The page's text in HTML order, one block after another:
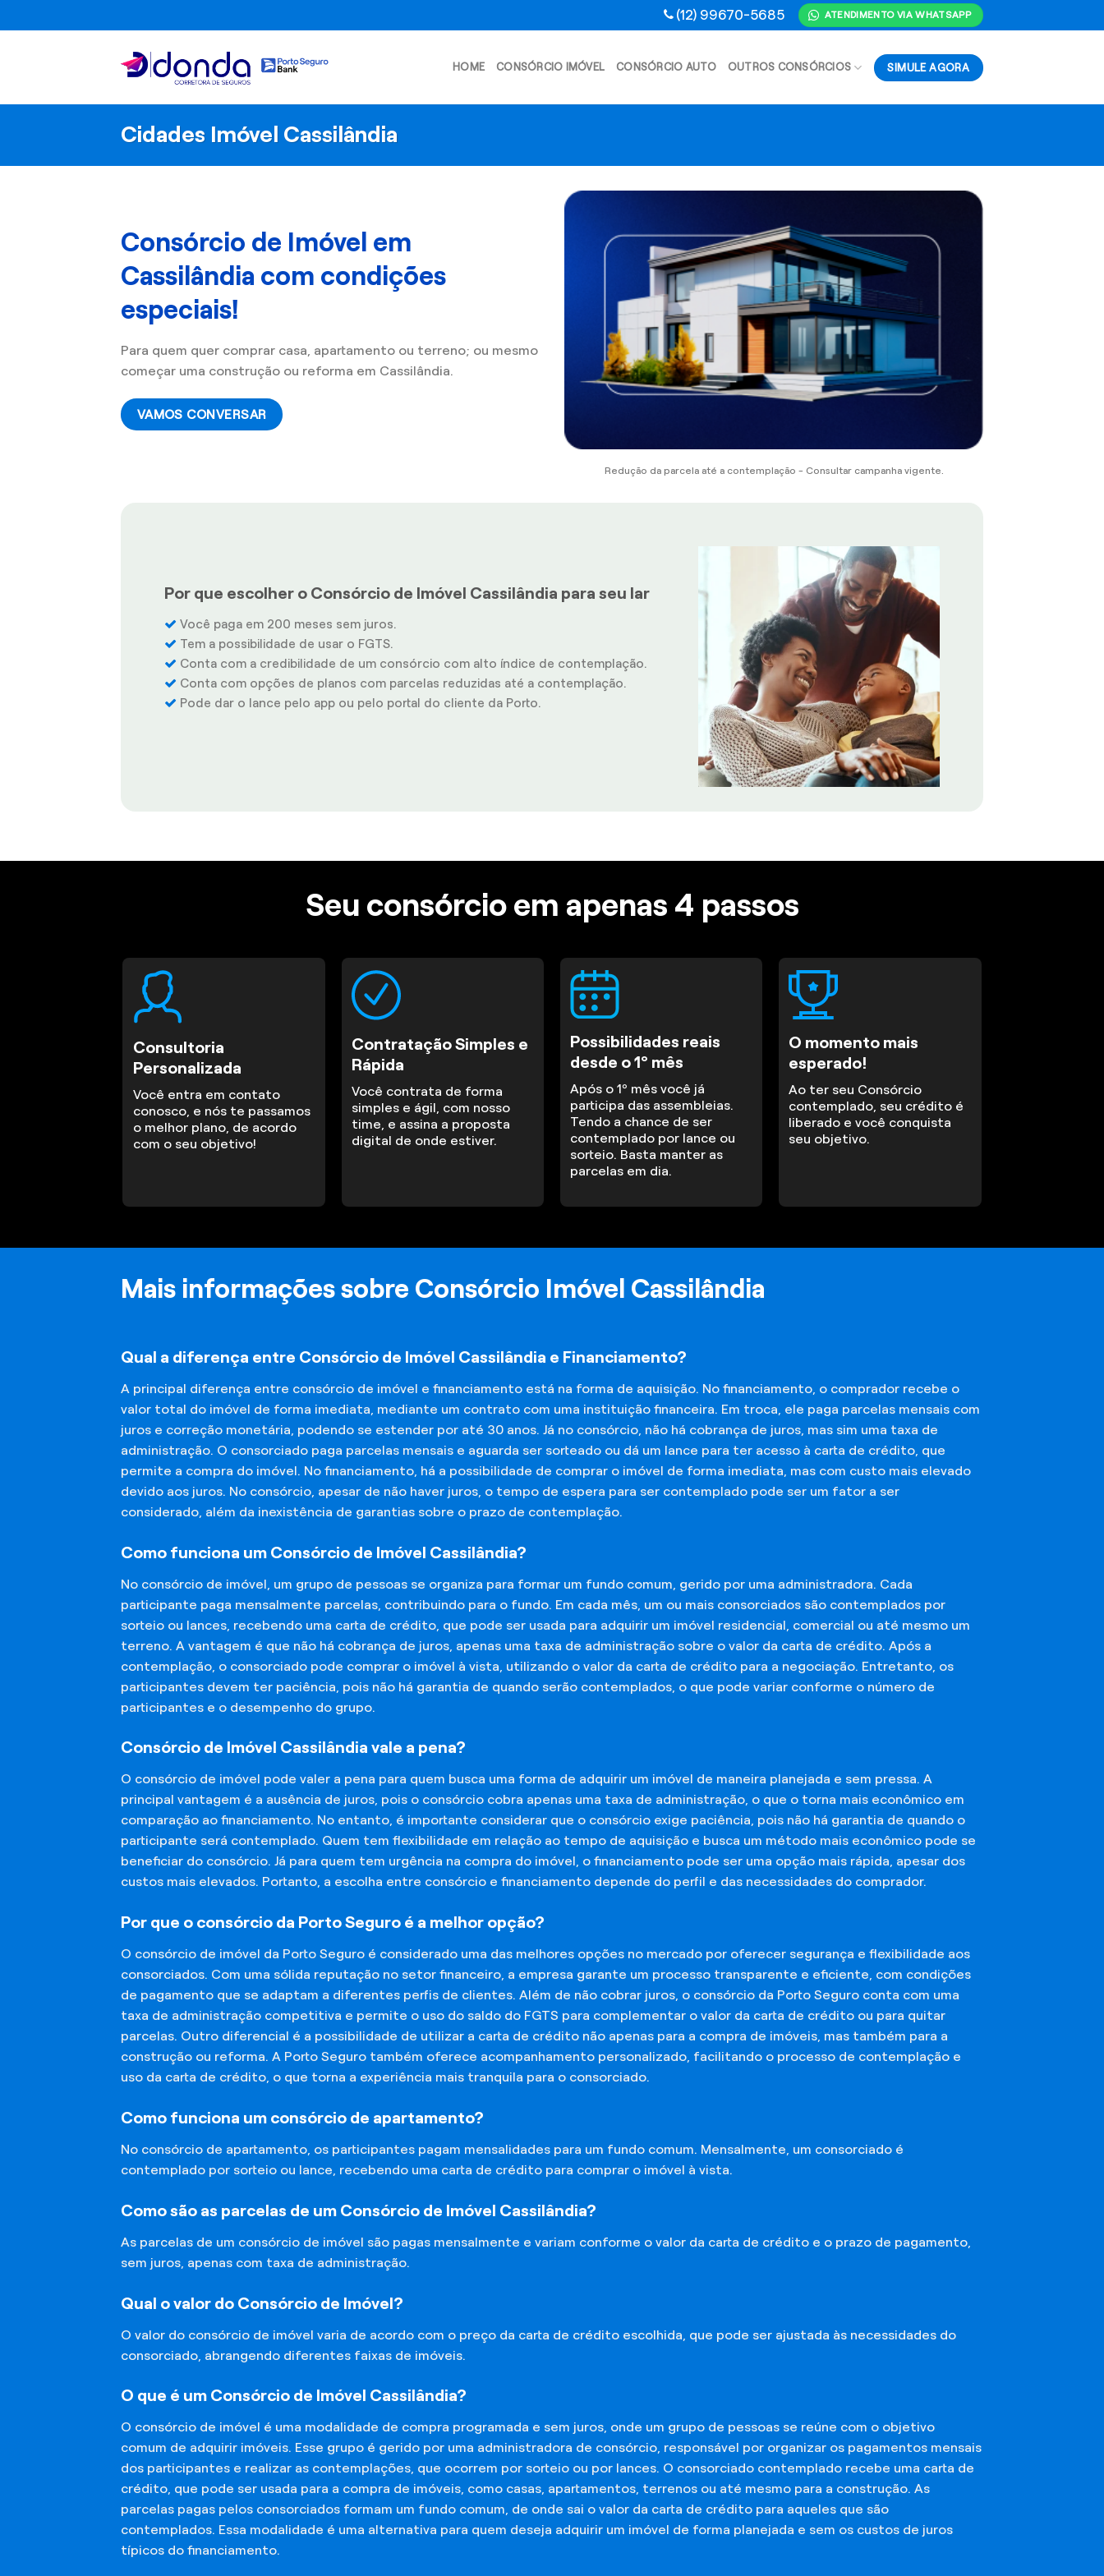
to
(12) 99670-5685 ATENDIMENTO VIA WHATSAPP
HOME CONSÓRCIO IMÓVEL CONSÓRCIO AUTO OUTROS CONSÓRCIOS SIMULE AGORA
Cidades Imóvel Cassilândia
Consórcio de Imóvel em
Cassilândia com condições
especiais!
Para quem quer comprar casa, apartamento ou terreno; ou mesmo
começar uma construção ou reforma em Cassilândia.
VAMOS CONVERSAR
Redução da parcela até a contemplação - Consultar campanha vigente.
Por que escolher o Consórcio de Imóvel Cassilândia para seu lar
Você paga em 200 meses sem juros.
Tem a possibilidade de usar o FGTS.
Conta com a credibilidade de um consórcio com alto índice de contemplação.
Conta com opções de planos com parcelas reduzidas até a contemplação.
Pode dar o lance pelo app ou pelo portal do cliente da Porto.
Seu consórcio em apenas 4 passos
Consultoria
Personalizada
Você entra em contato
conosco, e nós te passamos
o melhor plano, de acordo
com o seu objetivo!
Contratação Simples e
Rápida
Você contrata de forma
simples e ágil, com nosso
time, e assina a proposta
digital de onde estiver.
Possibilidades reais
desde o 1º mês
Após o 1º mês você já
participa das assembleias.
Tendo a chance de ser
contemplado por lance ou
sorteio. Basta manter as
parcelas em dia.
O momento mais
esperado!
Ao ter seu Consórcio
contemplado, seu crédito é
liberado e você conquista
seu objetivo.
Mais informações sobre Consórcio Imóvel Cassilândia
Qual a diferença entre Consórcio de Imóvel Cassilândia e Financiamento?
A principal diferença entre consórcio de imóvel e financiamento está na forma de aquisição. No financiamento, o comprador recebe o
valor total do imóvel de forma imediata, mediante um contrato com uma instituição financeira. Em troca, ele paga parcelas mensais com
juros e correção monetária, podendo se estender por até 30 anos. Já no consórcio, não há cobrança de juros, mas sim uma taxa de
administração. O consorciado paga parcelas mensais e aguarda ser sorteado ou dá um lance para ter acesso à carta de crédito, que
permite a compra do imóvel. No financiamento, há a possibilidade de comprar o imóvel de forma imediata, mas com custo mais elevado
devido aos juros. No consórcio, apesar de não haver juros, o tempo de espera para ser contemplado pode ser um fator a ser
considerado, além da inexistência de garantias sobre o prazo de contemplação.
Como funciona um Consórcio de Imóvel Cassilândia?
No consórcio de imóvel, um grupo de pessoas se organiza para formar um fundo comum, gerido por uma administradora. Cada
participante paga mensalmente parcelas, contribuindo para o fundo. Em cada mês, um ou mais consorciados são contemplados por
sorteio ou lances, recebendo uma carta de crédito, que pode ser usada para adquirir um imóvel residencial, comercial ou até mesmo um
terreno. A vantagem é que não há cobrança de juros, apenas uma taxa de administração sobre o valor da carta de crédito. Após a
contemplação, o consorciado pode comprar o imóvel à vista, utilizando o valor da carta de crédito para a negociação. Entretanto, os
participantes devem ter paciência, pois não há garantia de quando serão contemplados, o que pode variar conforme o número de
participantes e o desempenho do grupo.
Consórcio de Imóvel Cassilândia vale a pena?
O consórcio de imóvel pode valer a pena para quem busca uma forma de adquirir um imóvel de maneira planejada e sem pressa. A
principal vantagem é a ausência de juros, pois o consórcio cobra apenas uma taxa de administração, o que o torna mais econômico em
comparação ao financiamento. No entanto, é importante considerar que o consórcio exige paciência, pois não há garantia de quando o
participante será contemplado. Quem tem flexibilidade em relação ao tempo de aquisição e busca um método mais econômico pode se
beneficiar do consórcio. Já para quem tem urgência na compra do imóvel, o financiamento pode ser uma opção mais rápida, apesar dos
custos mais elevados. Portanto, a escolha entre consórcio e financiamento depende do perfil e das necessidades do comprador.
Por que o consórcio da Porto Seguro é a melhor opção?
O consórcio de imóvel da Porto Seguro é considerado uma das melhores opções no mercado por oferecer segurança e flexibilidade aos
consorciados. Com uma sólida reputação no setor financeiro, a empresa garante um processo transparente e eficiente, com condições
de pagamento que se adaptam a diferentes perfis de clientes. Além de não cobrar juros, o consórcio da Porto Seguro conta com uma
taxa de administração competitiva e permite o uso do saldo do FGTS para complementar o valor da carta de crédito ou para quitar
parcelas. Outro diferencial é a possibilidade de utilizar a carta de crédito não apenas para a compra de imóveis, mas também para a
construção ou reforma. A Porto Seguro também oferece acompanhamento personalizado, facilitando o processo de contemplação e
uso da carta de crédito, o que torna a experiência mais tranquila para o consorciado.
Como funciona um consórcio de apartamento?
No consórcio de apartamento, os participantes pagam mensalidades para um fundo comum. Mensalmente, um consorciado é
contemplado por sorteio ou lance, recebendo uma carta de crédito para comprar o imóvel à vista.
Como são as parcelas de um Consórcio de Imóvel Cassilândia?
As parcelas de um consórcio de imóvel são pagas mensalmente e variam conforme o valor da carta de crédito e o prazo de pagamento,
sem juros, apenas com taxa de administração.
Qual o valor do Consórcio de Imóvel?
O valor do consórcio de imóvel varia de acordo com o preço da carta de crédito escolhida, que pode ser ajustada às necessidades do
consorciado, abrangendo diferentes faixas de imóveis.
O que é um Consórcio de Imóvel Cassilândia?
O consórcio de imóvel é uma modalidade de compra programada e sem juros, onde um grupo de pessoas se reúne com o objetivo
comum de adquirir imóveis. Esse grupo é gerido por uma administradora de consórcio, responsável por organizar os pagamentos mensais
dos participantes e realizar as contemplações, que ocorrem por sorteio ou por lances. O consorciado contemplado recebe uma carta de
crédito, que pode ser usada para a compra de imóveis, como casas, apartamentos, terrenos ou até mesmo para a construção. As
parcelas pagas pelos consorciados formam um fundo comum, de onde sai o valor da carta de crédito para aqueles que são
contemplados. Essa modalidade é uma alternativa para quem deseja adquirir um imóvel de forma planejada e sem os custos de juros
típicos do financiamento.